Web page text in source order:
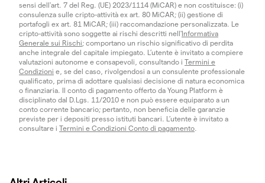
sensi dell'art. 7 del Reg. (UE) 2023/1114 (MiCAR) e non costituisce: (i)
consulenza sulle cripto-attività ex art. 80 MiCAR; (ii) gestione di
portafogli ex art. 81 MiCAR; (iii) raccomandazione personalizzata. Le
cripto-attività sono soggette ai rischi descritti nell'Informativa
Generale sui Rischi; comportano un rischio significativo di perdita
anche integrale del capitale impiegato. L’utente è invitato a compiere
valutazioni autonome e consapevoli, consultando i Termini e
Condizioni e, se del caso, rivolgendosi a un consulente professionale
qualificato, prima di adottare qualsiasi decisione di natura economica
o finanziaria. Il conto di pagamento offerto da Young Platform è
disciplinato dal D.Lgs. 11/2010 e non può essere equiparato a un
conto corrente bancario; pertanto, non beneficia delle garanzie
previste per i depositi presso istituti bancari. L’utente è invitato a
consultare i Termini e Condizioni Conto di pagamento.